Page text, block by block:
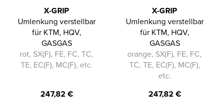
X-GRIP
Umlenkung verstellbar
für KTM, HQV,
GASGAS
rot, SX(F), FE, FC, TC,
TE, EC(F), MC(F), etc.
247,82 €
X-GRIP
Umlenkung verstellbar
für KTM, HQV,
GASGAS
orange, SX(F), FE, FC,
TC, TE, EC(F), MC(F),
etc.
247,82 €